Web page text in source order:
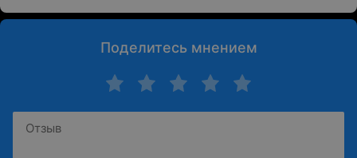
Поделитесь мнением